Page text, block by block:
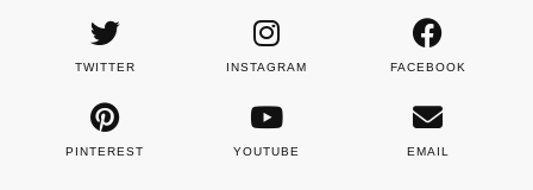
TWITTER INSTAGRAM FACEBOOK
PINTEREST YOUTUBE EMAIL